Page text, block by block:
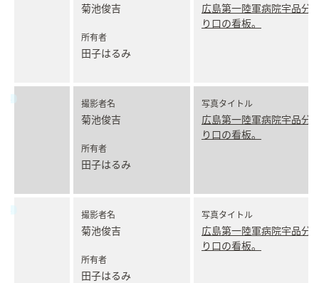
菊池俊吉
所有者
田子はるみ
広島第一陸軍病院宇品分
り口の看板。
撮影者名
菊池俊吉
所有者
田子はるみ
写真タイトル
広島第一陸軍病院宇品分
り口の看板。
撮影者名
菊池俊吉
所有者
田子はるみ
写真タイトル
広島第一陸軍病院宇品分
り口の看板。